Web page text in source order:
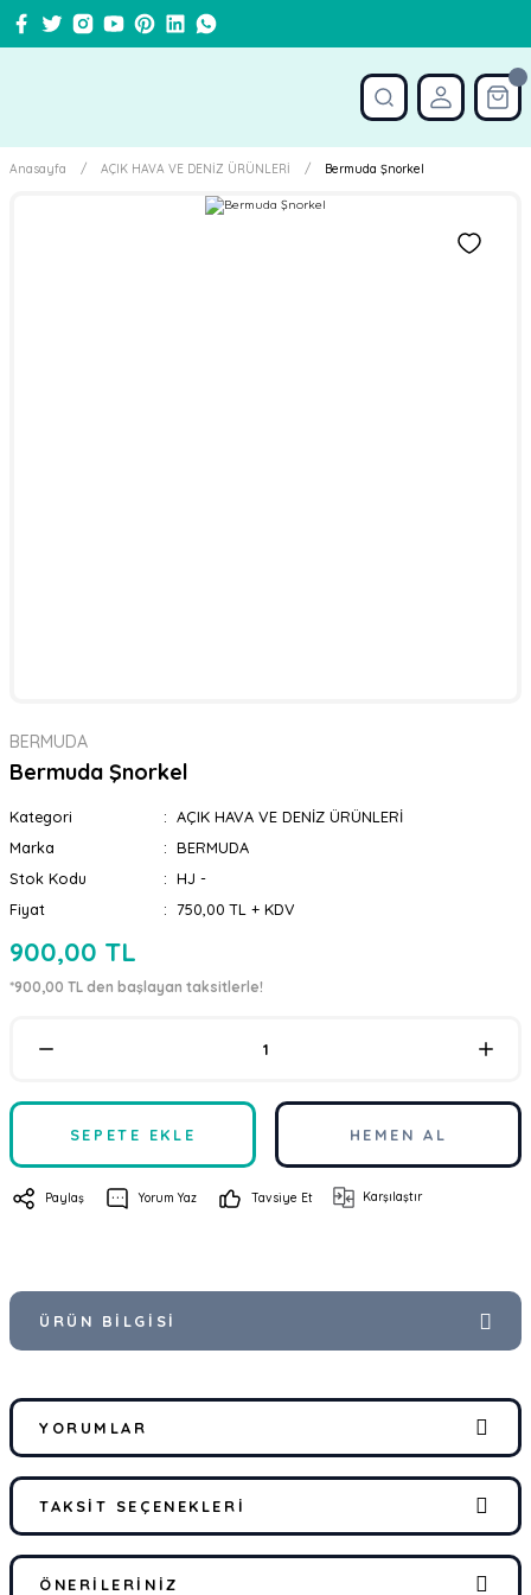
Anasayfa AÇIK HAVA VE DENİZ ÜRÜNLERİ Bermuda Şnorkel
BERMUDA
Bermuda Şnorkel
Kategori
AÇIK HAVA VE DENİZ ÜRÜNLERİ
Marka
BERMUDA
Stok Kodu
HJ -
Fiyat
750,00 TL + KDV
900,00 TL
*900,00 TL den başlayan taksitlerle!
SEPETE EKLE HEMEN AL
Paylaş Yorum Yaz Tavsiye Et Karşılaştır
ÜRÜN BILGISI
YORUMLAR
Bu ürüne ilk yorumu siz yapın!
TAKSIT SEÇENEKLERI
ÖNERILERINIZ